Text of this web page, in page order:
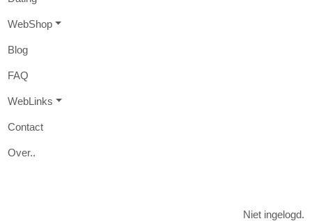
WebShop
Blog
FAQ
WebL inks
Contact
Over..
Niet ingelogd.